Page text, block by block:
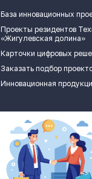
База инновационных
Проекты резидентов
«Жигулевская долина»
Карточки цифровых
Заказать подбор
Инновационная
Все